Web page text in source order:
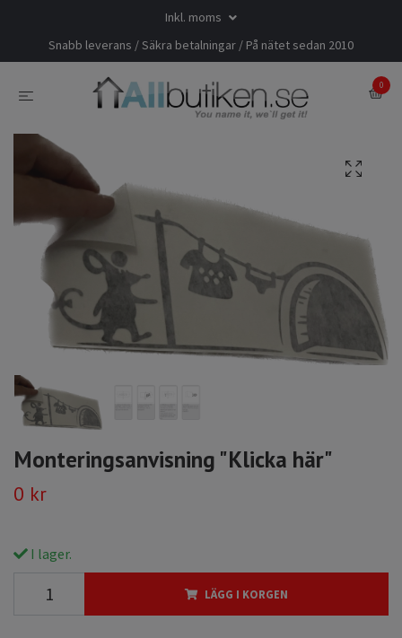
Inkl. moms
Snabb leverans / Säkra betalningar / På nätet sedan 2010
0
Monteringsanvisning "Klicka här"
0 kr
I lager.
LÄGG I KORGEN